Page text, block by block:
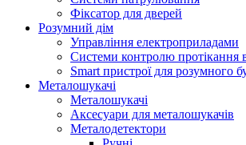
Фіксатор для дверей
Розумний дім
Управління електроприладами
Системи контролю протікання
Smart пристрої для розумного
Металошукачі
Металошукачі
Аксесуари для металошукачів
Металодетектори